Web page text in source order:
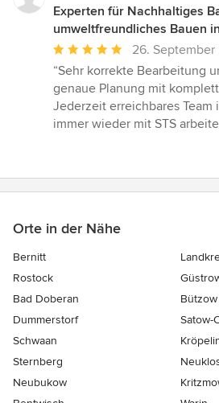
Experten für Nachhaltiges
umweltfreundliches Bauen
Durchschnittliche
Bewertung:
5
von
5
26. September
“Sehr korrekte Bearbeitung
genaue Planung mit
Jederzeit erreichbares Team
immer wieder mit STS
Orte in der Nähe
Bernitt
Rostock
Bad Doberan
Bützow
Dummerstorf
Satow-
Schwaan
Sternberg
Neubukow